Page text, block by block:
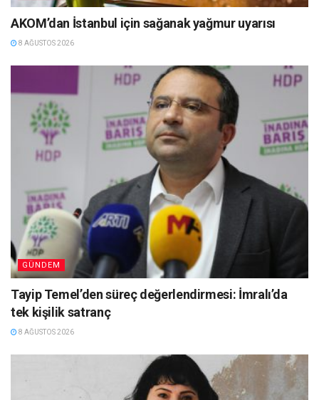
AKOM’dan İstanbul için sağanak yağmur uyarısı
8 AĞUSTOS 2026
GÜNDEM
Tayip Temel’den süreç değerlendirmesi: İmralı’da
tek kişilik satranç
8 AĞUSTOS 2026